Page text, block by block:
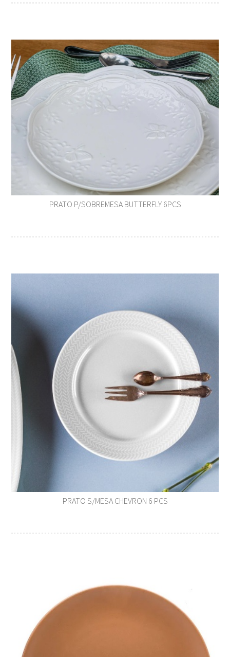
PRATO P/SOBREMESA BUTTERFLY 6PCS
PRATO S/MESA CHEVRON 6 PCS